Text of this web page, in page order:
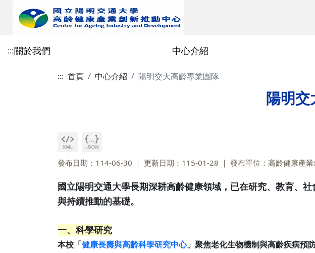
:::關於我們
logo形象識別
中心介紹
組織架構
智聲voice數位平台
::: 首頁 中心介紹 陽明交大高齡專業團隊
陽明
發布日期：114-06-30 更新日期：115-01-28 發布單位：高齡健康產
國立陽明交通大學長期深耕高齡健康領域，已在研究、教育、
與持續推動的基礎。
一、科學研究
本校「健康長壽與高齡科學研究中心」聚焦老化生物機制與高齡疾病預